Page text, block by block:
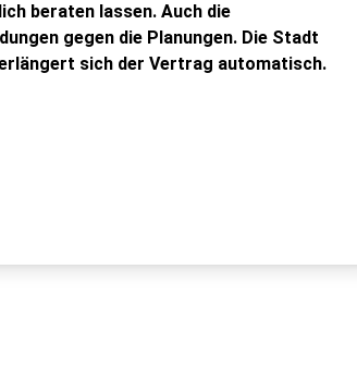
beraten lassen. Auch die
gegen die Planungen. Die Stadt
sich der Vertrag automatisch.